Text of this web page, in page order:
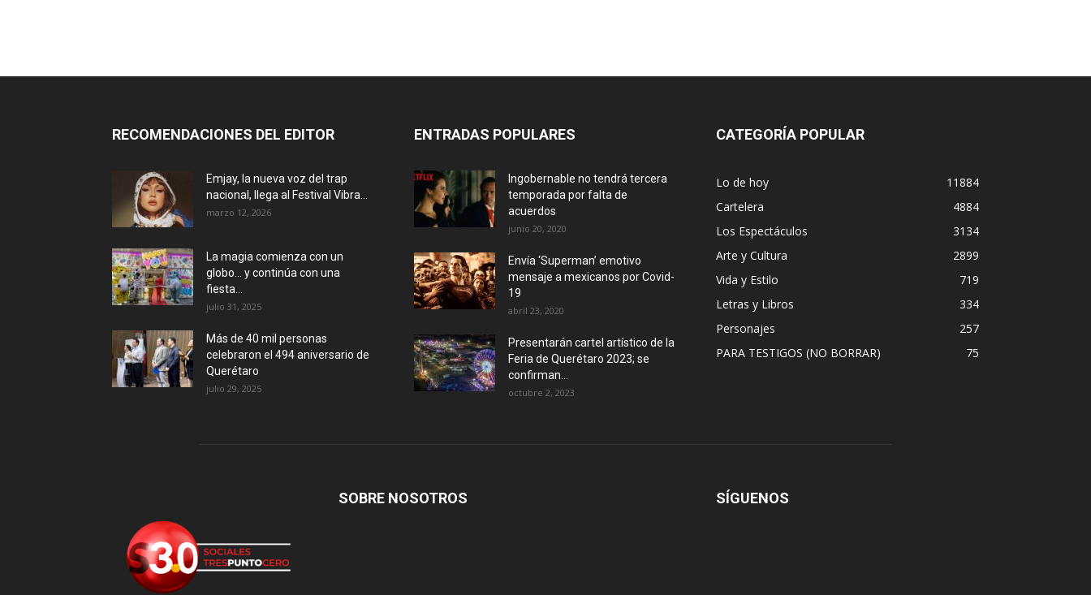
RECOMENDACIONES DEL EDITOR
Emjay, la nueva voz del trap
nacional, llega al Festival Vibra...
marzo 12, 2026
La magia comienza con un
globo… y continúa con una
fiesta...
julio 31, 2025
Más de 40 mil personas
celebraron el 494 aniversario de
Querétaro
julio 29, 2025
ENTRADAS POPULARES
Ingobernable no tendrá tercera
temporada por falta de
acuerdos
junio 20, 2020
Envía ‘Superman’ emotivo
mensaje a mexicanos por Covid-
19
abril 23, 2020
Presentarán cartel artístico de la
Feria de Querétaro 2023; se
confirman...
octubre 2, 2023
CATEGORÍA POPULAR
Lo de hoy
11884
Cartelera
4884
Los Espectáculos
3134
Arte y Cultura
2899
Vida y Estilo
719
Letras y Libros
334
Personajes
257
PARA TESTIGOS (NO BORRAR)
75
SOBRE NOSOTROS SÍGUENOS